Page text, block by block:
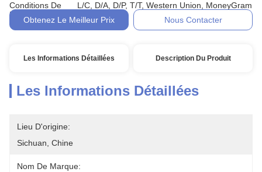
Conditions De
Paiement:
L/C, D/A, D/P, T/T, Western Union, MoneyGram
Obtenez Le Meilleur Prix
Nous Contacter
Les Informations Détaillées Description Du Produit
Les Informations Détaillées
Lieu D'origine:
Sichuan, Chine
Nom De Marque: